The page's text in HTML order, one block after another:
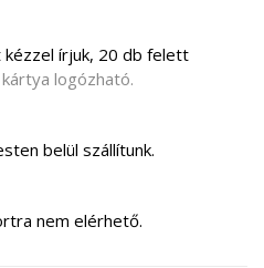
kézzel írjuk, 20 db felett
logózható.
belül szállítunk.
nem elérhető.